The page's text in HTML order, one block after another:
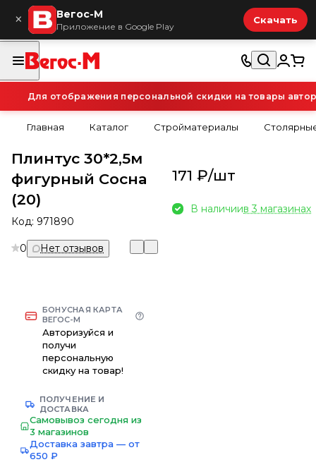
× Вегос-М
Приложение в Google Play
Скачать
Для отображения персональной скидки на товары
Главная Каталог Стройматериалы
Плинтус 30*2,5м
фигурный Сосна
(20)
Код: 971890
0 Нет отзывов
БОНУСНАЯ КАРТА
ВЕГОС-М
Авторизуйся и
получи
персональную
скидку на товар!
ПОЛУЧЕНИЕ И
ДОСТАВКА
Самовывоз сегодня из
3 магазинов
Доставка завтра — от
650 ₽
171 ₽/шт
В наличиив 3 магазинах